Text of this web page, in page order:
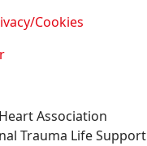
Cookies
Association
Trauma Life Support